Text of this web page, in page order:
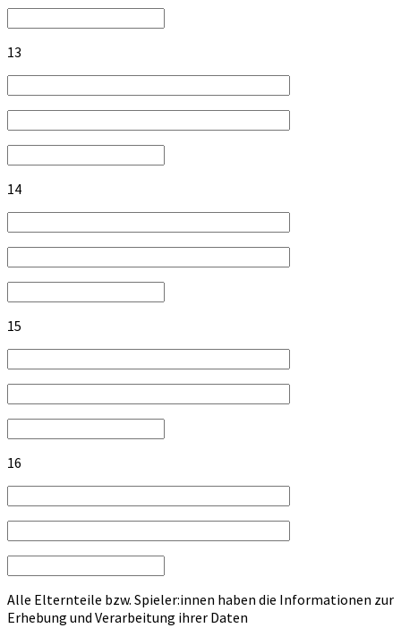
13
14
15
16
Alle Elternteile bzw. Spieler:innen haben die Informationen zur
Erhebung und Verarbeitung ihrer Daten